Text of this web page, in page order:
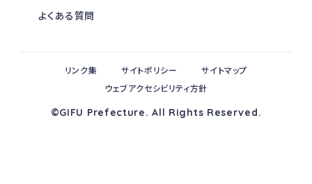
よくある質問
©GIFU Prefecture. All Rights Reserved.
リンク集 サイトポリシー
サイトマップ
ウェブアクセシビリティ方針